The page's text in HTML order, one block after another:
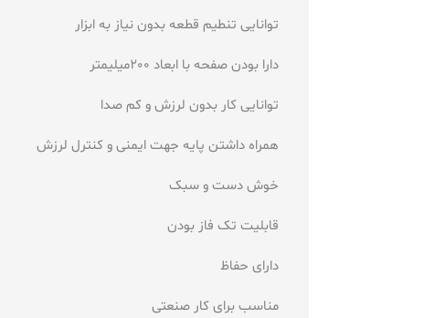
توانایی تنطیم قطعه بدون نیاز به ابزار
دارا بودن صفحه با ابعاد 200میلیمتر
توانایی کار بدون لرزش و کم صدا
همراه داشتن پایه جهت ایمنی و کنترل لرزش
خوش دست و سبک
قابلیت تک فاز بودن
دارای حفاظ
مناسب برای کار صنعتی